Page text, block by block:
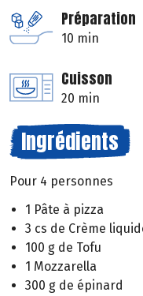
Préparation
10 min
Cuisson
20 min
Ingrédients
Pour 4 personnes
1 Pâte à pizza
3 cs de Crème
100 g de Tofu
1 Mozzarella
300 g de épinard